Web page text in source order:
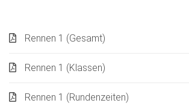
Rennen 1 (Gesamt)
Rennen 1 (Klassen)
Rennen 1 (Rundenzeiten)